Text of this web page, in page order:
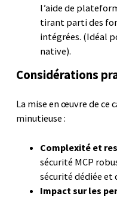
l’aide de
tirant parti des
intégrées. (Idéal
native).
Considérations
La mise en œuvre de ce
minutieuse :
Complexité et
sécurité MCP
sécurité dédiée et
Impact sur les